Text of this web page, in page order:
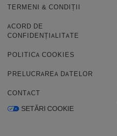
TERMENI & CONDIȚII
ACORD DE
CONFIDENȚIALITATE
POLITICA COOKIES
PRELUCRAREA DATELOR
CONTACT
SETĂRI COOKIE